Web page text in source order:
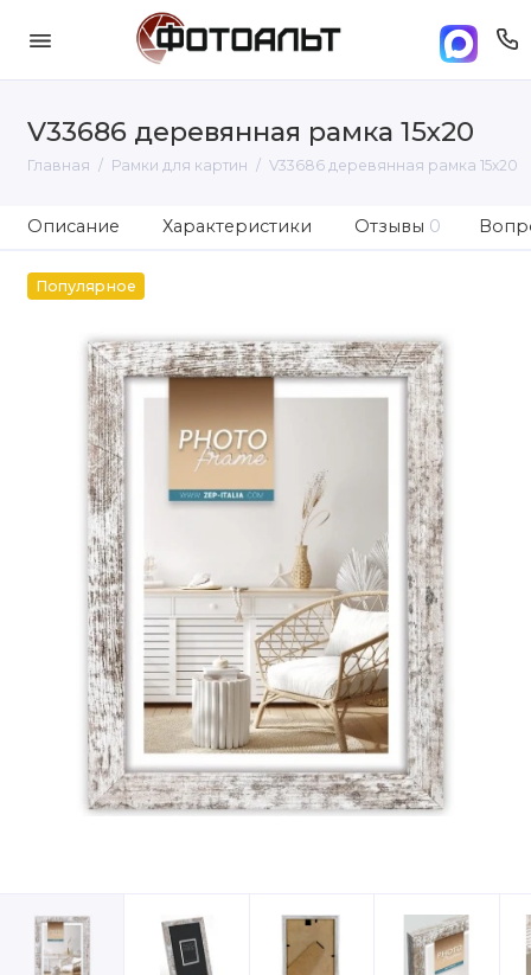
V33686 деревянная рамка 15х20
Главная Рамки для картин V33686 деревянная рамка 15х20
Описание Характеристики Отзывы 0
Популярное